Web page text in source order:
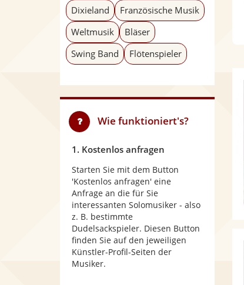
Dixieland
Französische Musik
Weltmusik
Bläser
Swing Band
Flötenspieler
Wie funktioniert's?
1. Kostenlos anfragen
Starten Sie mit dem Button
'Kostenlos anfragen' eine
Anfrage an die für Sie
interessanten Solomusiker - also
z. B. bestimmte
Dudelsackspieler. Diesen Button
finden Sie auf den jeweiligen
Künstler-Profil-Seiten der
Musiker.